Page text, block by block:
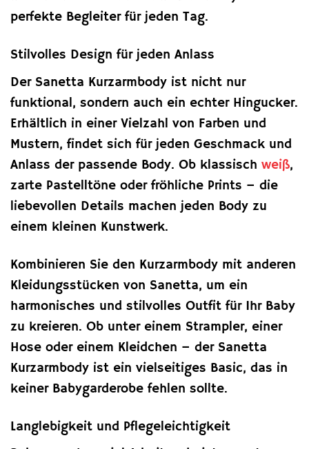
perfekte Begleiter für jeden Tag.
Stilvolles Design für jeden Anlass
Der Sanetta Kurzarmbody ist nicht nur
funktional, sondern auch ein echter Hingucker.
Erhältlich in einer Vielzahl von Farben und
Mustern, findet sich für jeden Geschmack und
Anlass der passende Body. Ob klassisch weiß,
zarte Pastelltöne oder fröhliche Prints – die
liebevollen Details machen jeden Body zu
einem kleinen Kunstwerk.
Kombinieren Sie den Kurzarmbody mit anderen
Kleidungsstücken von Sanetta, um ein
harmonisches und stilvolles Outfit für Ihr Baby
zu kreieren. Ob unter einem Strampler, einer
Hose oder einem Kleidchen – der Sanetta
Kurzarmbody ist ein vielseitiges Basic, das in
keiner Babygarderobe fehlen sollte.
Langlebigkeit und Pflegeleichtigkeit